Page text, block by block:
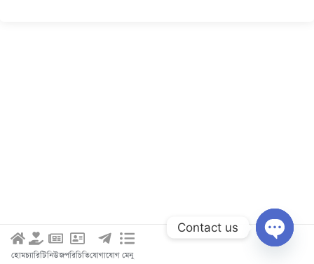
হোমচ্যারিটিনিউজপরিচিতিযোগাযোগ মেনু
Contact us